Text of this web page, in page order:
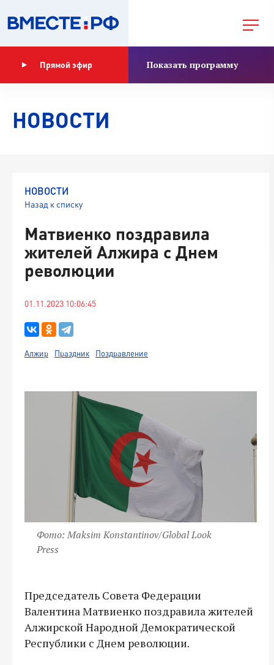
Прямой эфир Показать программу
НОВОСТИ
НОВОСТИ
Назад к списку
Матвиенко поздравила
жителей Алжира с Днем
революции
01.11.2023 10:06:45
Алжир Праздник Поздравление
Фото: Maksim Konstantinov/Global Look
Press
Председатель Совета Федерации
Валентина Матвиенко поздравила жителей
Алжирской Народной Демократической
Республики с Днем революции.